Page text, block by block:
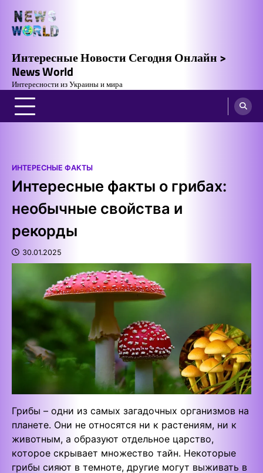
content
Интересные Новости Сегодня Онлайн >
News World
Интересности из Украины и мира
ИНТЕРЕСНЫЕ ФАКТЫ
Интересные факты о грибах:
необычные свойства и
рекорды
30.01.2025
Грибы – одни из самых загадочных организмов на
планете. Они не относятся ни к растениям, ни к
животным, а образуют отдельное царство,
которое скрывает множество тайн. Некоторые
грибы сияют в темноте, другие могут выживать в